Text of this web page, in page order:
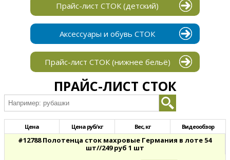
Прайс-лист СТОК (детский)
Аксессуары и обувь СТОК
Прайс-лист СТОК (нижнее бельё)
ПРАЙС-ЛИСТ СТОК
Цена Цена руб/кг Вес, кг Видеообзор
#12788 Полотенца сток махровые Германия в лоте 54
шт//249 руб 1 шт